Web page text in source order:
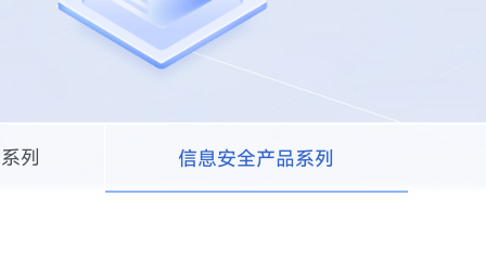
列 信息安全产品系列